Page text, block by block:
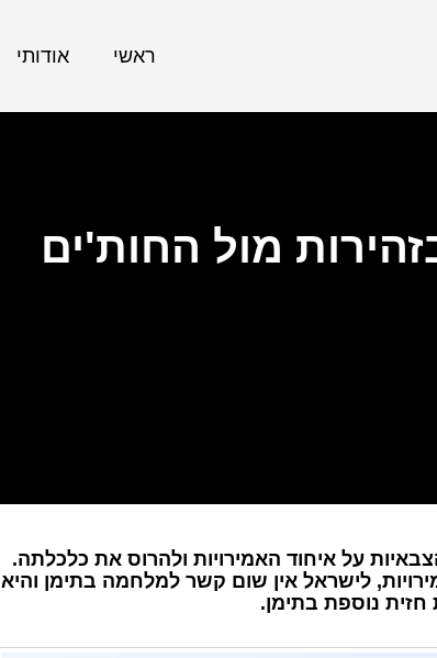
ראשי אודותי
מול החות'ים
על איחוד האמירויות ולהרוס את כלכלתה.
לישראל אין שום קשר למלחמה בתימן והיא
נוספת בתימן.